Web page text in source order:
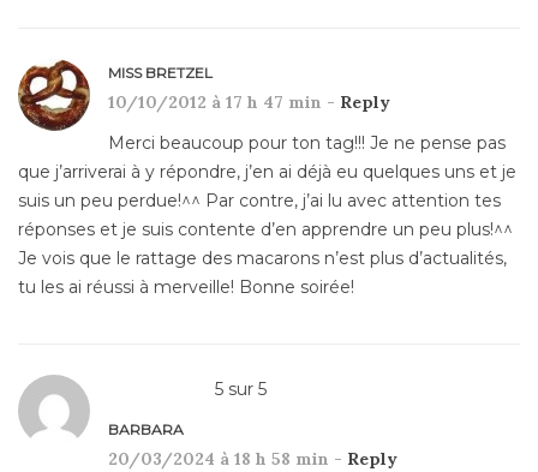
MISS BRETZEL
10/10/2012 à 17 h 47 min - Reply
Merci beaucoup pour ton tag!!! Je ne pense pas
que j’arriverai à y répondre, j’en ai déjà eu quelques uns et je
suis un peu perdue!^^ Par contre, j’ai lu avec attention tes
réponses et je suis contente d’en apprendre un peu plus!^^
Je vois que le rattage des macarons n’est plus d’actualités,
tu les ai réussi à merveille! Bonne soirée!
5 sur 5
BARBARA
20/03/2024 à 18 h 58 min - Reply